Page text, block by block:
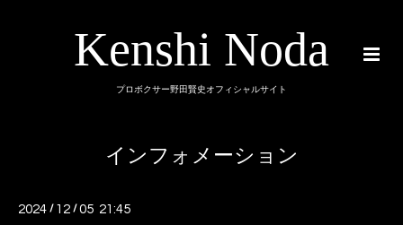
Kenshi Noda
プロボクサー野田賢史オフィシャルサイト
インフォメーション
2024 / 12 /05 21:45